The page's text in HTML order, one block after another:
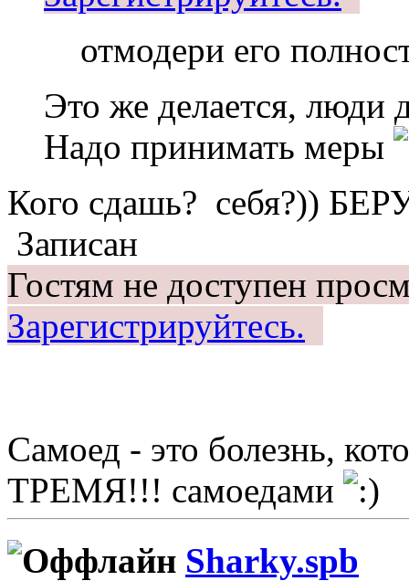
отмодери его
Это же делается, люди
Надо принимать меры
Кого сдашь? себя?))
Записан
Гостям не доступен
Зарегистрируйтесь.
Самоед - это болезнь,
ТРЕМЯ!!! самоедами
Sharky.spb